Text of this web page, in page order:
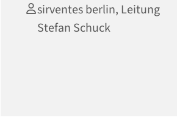
sirventes berlin, Leitung
Stefan Schuck